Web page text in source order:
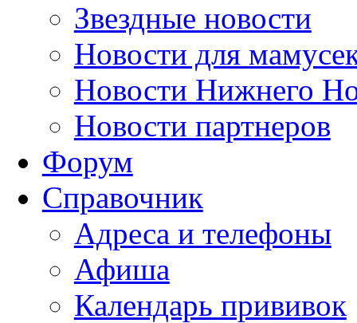
Звездные новости
Новости для
Новости Нижнего
Новости партнеров
Форум
Справочник
Адреса и телефоны
Афиша
Календарь прививок